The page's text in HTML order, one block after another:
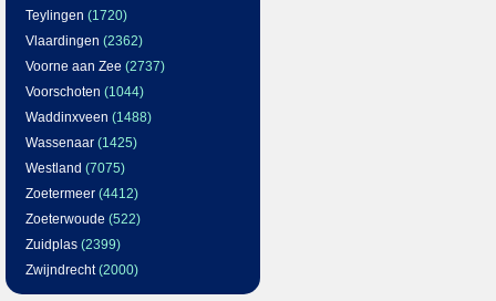
Teylingen (1720)
Vlaardingen (2362)
Voorne aan Zee (2737)
Voorschoten (1044)
Waddinxveen (1488)
Wassenaar (1425)
Westland (7075)
Zoetermeer (4412)
Zoeterwoude (522)
Zuidplas (2399)
Zwijndrecht(2000)